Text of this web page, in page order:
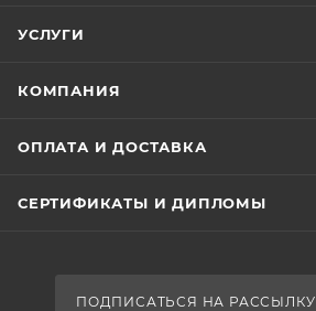
УСЛУГИ
КОМПАНИЯ
ОПЛАТА И ДОСТАВКА
СЕРТИФИКАТЫ И ДИПЛОМЫ
ПОДПИСАТЬСЯ НА РАССЫЛКУ